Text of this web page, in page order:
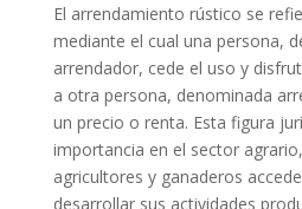
El arrendamiento rústico se
mediante el cual una persona,
arrendador, cede el uso y
a otra persona, denominada
un precio o renta. Esta figura
importancia en el sector
agricultores y ganaderos
desarrollar sus actividades